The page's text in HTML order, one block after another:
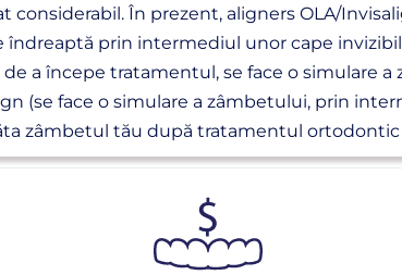
considerabil. În prezent, aligners OLA/
îndreaptă prin intermediul unor cape
a începe tratamentul, se face o simulare
(se face o simulare a zâmbetului, prin
zâmbetul tău după tratamentul ortodontic